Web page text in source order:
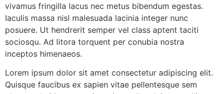
vivamus fringilla lacus nec metus bibendum egestas.
Iaculis massa nisl malesuada lacinia integer nunc
posuere. Ut hendrerit semper vel class aptent taciti
sociosqu. Ad litora torquent per conubia nostra
inceptos himenaeos.
Lorem ipsum dolor sit amet consectetur adipiscing elit.
Quisque faucibus ex sapien vitae pellentesque sem